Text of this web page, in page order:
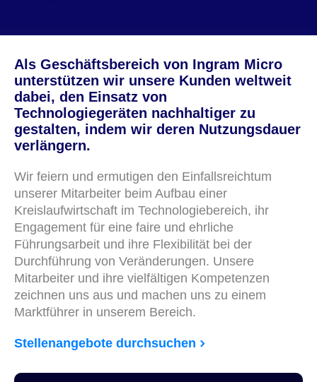
Als Geschäftsbereich von Ingram Micro
unterstützen wir unsere Kunden weltweit
dabei, den Einsatz von
Technologiegeräten nachhaltiger zu
gestalten, indem wir deren Nutzungsdauer
verlängern.
Wir feiern und ermutigen den Einfallsreichtum
unserer Mitarbeiter beim Aufbau einer
Kreislaufwirtschaft im Technologiebereich, ihr
Engagement für eine faire und ehrliche
Führungsarbeit und ihre Flexibilität bei der
Durchführung von Veränderungen. Unsere
Mitarbeiter und ihre vielfältigen Kompetenzen
zeichnen uns aus und machen uns zu einem
Marktführer in unserem Bereich.
Stellenangebote durchsuchen